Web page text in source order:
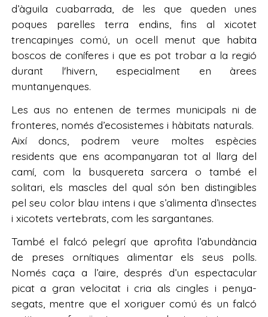
d’àguila cuabarrada, de les que queden unes
poques parelles terra endins, fins al xicotet
trencapinyes comú, un ocell menut que habita
boscos de coníferes i que es pot trobar a la regió
durant l'hivern, especialment en àrees
muntanyenques.
Les aus no entenen de termes municipals ni de
fronteres, només d’ecosistemes i hàbitats naturals.
Així doncs, podrem veure moltes espècies
residents que ens acompanyaran tot al llarg del
camí, com la busquereta sarcera o també el
solitari, els mascles del qual són ben distingibles
pel seu color blau intens i que s’alimenta d’insectes
i xicotets vertebrats, com les sargantanes.
També el falcó pelegrí que aprofita l’abundància
de preses ornítiques alimentar els seus polls.
Només caça a l’aire, després d’un espectacular
picat a gran velocitat i cria als cingles i penya-
segats, mentre que el xoriguer comú és un falcó